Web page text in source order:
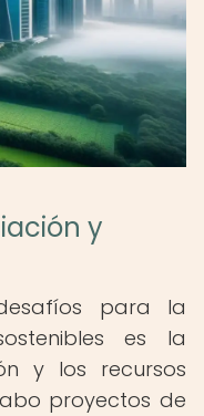
y
para la
es la
y los recursos
proyectos de